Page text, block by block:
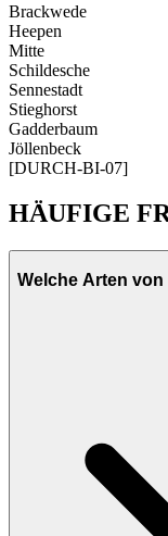
Brackwede
Heepen
Mitte
Schildesche
Sennestadt
Stieghorst
Gadderbaum
Jöllenbeck
[DURCH-BI-07]
HÄUFIGE
Welche Arten